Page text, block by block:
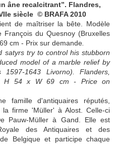
âne recalcitrant”. Flandres,
siècle © BRAFA 2010
de maîtriser la bête. Modèle
François du Quesnoy (Bruxelles
cm - Prix sur demande
satyrs try to control his stubborn
model of a marble relief by
1643 Livorno). Flanders,
H 54 x W 69 cm - Price on
famille d'antiquaires réputés,
firme 'Müller' à Alost. Celle-ci
Pauw-Müller à Gand. Elle est
des Antiquaires et des
Belgique et participe chaque